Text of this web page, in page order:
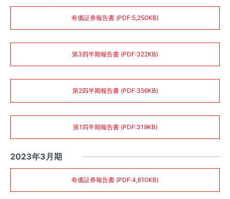
有価証券報告書 (PDF:5,250KB)
第3四半期報告書 (PDF:322KB)
第2四半期報告書 (PDF:356KB)
第1四半期報告書 (PDF:319KB)
2023年3月期
有価証券報告書 (PDF:4,610KB)